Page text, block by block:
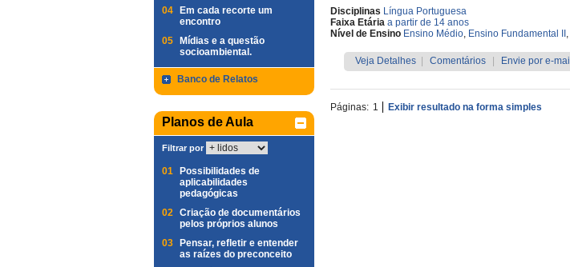
04
Em cada recorte um
encontro
05
Mídias e a questão
socioambiental.
Banco de Relatos
Planos de Aula
Filtrar por
01
Possibilidades de
aplicabilidades
pedagógicas
02 Criação de documentários
pelos próprios alunos
03
Pensar, refletir e entender
as raízes do preconceito
Disciplinas Língua Portuguesa
Faixa Etária a partir de 14 anos
Nível de Ensino Ensino Médio, Ensino Fundamental II ,
Veja Detalhes Comentários Envie por e-mail
Páginas: 1 Exibir resultado na forma simples